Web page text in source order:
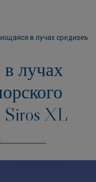
в лучах
лучах
Siros XL